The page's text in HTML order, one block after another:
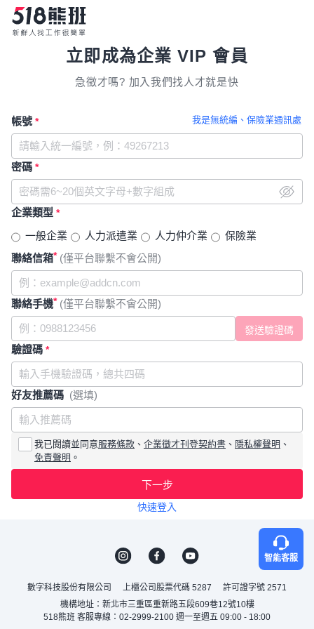
立即成為企業 VIP 會員
急徵才嗎? 加入我們找人才就是快
我是無統編、保險業通訊處
帳號 *
密碼 *
企業類型 *
一般企業 人力派遣業 人力仲介業
保險業
聯絡信箱* (僅平台聯繫不會公開)
聯絡手機* (僅平台聯繫不會公開)
驗證碼 *
好友推薦碼 (選填)
我已閱讀並同意服務條款 、 企業徵才刊登契約書 、 隱私權聲明 、
免責聲明 。
下一步
快速登入
智能客服
數字科技股份有限公司 上櫃公司股票代碼 5287
許可證字號 2571
機構地址：新北市三重區重新路五段609巷12號10樓
518熊班 客服專線：02-2999-2100 週一至週五 09:00 - 18:00